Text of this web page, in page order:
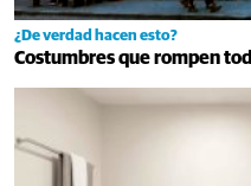
¿De verdad hacen esto?
Costumbres que rompen